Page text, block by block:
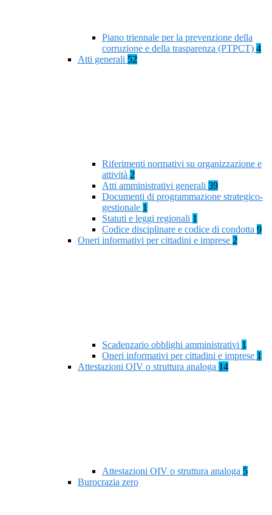
Piano triennale per la prevenzione della
corruzione e della trasparenza (PTPCT) 4
Atti generali 52
Riferimenti normativi su organizzazione e
attività 2
Atti amministrativi generali 39
Documenti di programmazione strategico-
gestionale 1
Statuti e leggi regionali 1
Codice disciplinare e codice di condotta 9
Oneri informativi per cittadini e imprese 2
Scadenzario obblighi amministrativi 1
Oneri informativi per cittadini e imprese 1
Attestazioni OIV o struttura analoga 14
Attestazioni OIV o struttura analoga 5
Burocrazia zero